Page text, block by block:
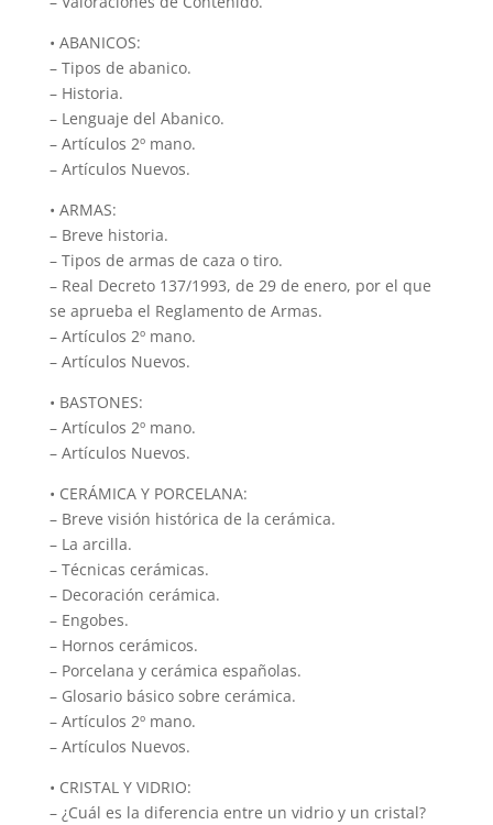
• ABANICOS:
– Tipos de abanico.
– Historia.
– Lenguaje del Abanico.
– Artículos 2º mano.
– Artículos Nuevos.
• ARMAS:
– Breve historia.
– Tipos de armas de caza o tiro.
– Real Decreto 137/1993, de 29 de enero, por el que
se aprueba el Reglamento de Armas.
– Artículos 2º mano.
– Artículos Nuevos.
• BASTONES:
– Artículos 2º mano.
– Artículos Nuevos.
• CERÁMICA Y PORCELANA:
– Breve visión histórica de la cerámica.
– La arcilla.
– Técnicas cerámicas.
– Decoración cerámica.
– Engobes.
– Hornos cerámicos.
– Porcelana y cerámica españolas.
– Glosario básico sobre cerámica.
– Artículos 2º mano.
– Artículos Nuevos.
• CRISTAL Y VIDRIO:
– ¿Cuál es la diferencia entre un vidrio y un cristal?